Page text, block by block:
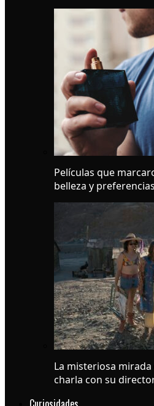
Películas que
belleza y
La misteriosa mirada
charla con su